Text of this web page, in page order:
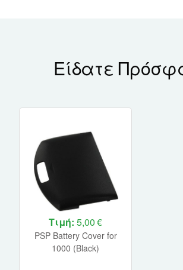
Είδατε
Τιμή: 5,00 €
PSP Battery Cover for
1000 (Black)